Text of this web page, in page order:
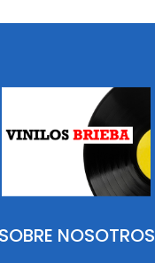
SOBRE NOSOTROS